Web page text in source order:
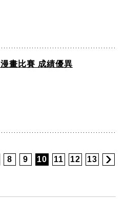
畫比賽 成績優異
8 9 10 11 12 13